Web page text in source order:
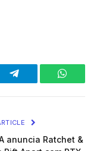
Telegram
anuncia Ratchet &